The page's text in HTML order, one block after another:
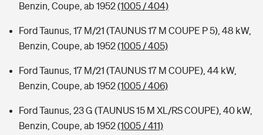
Benzin, Coupe, ab 1952(1005 / 404)
Ford Taunus, 17 M/21 (TAUNUS 17 M COUPE P 5), 48 kW,
Benzin, Coupe, ab 1952(1005 / 405)
Ford Taunus, 17 M/21 (TAUNUS 17 M COUPE), 44 kW,
Benzin, Coupe, ab 1952(1005 / 406)
Ford Taunus, 23 G (TAUNUS 15 M XL/RS COUPE), 40 kW,
Benzin, Coupe, ab 1952(1005 / 411)